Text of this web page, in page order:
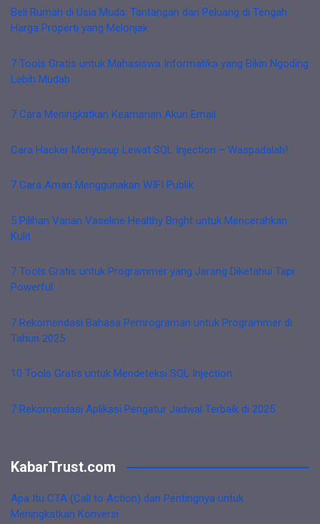
Beli Rumah di Usia Muda: Tantangan dan Peluang di Tengah
Harga Properti yang Melonjak
7 Tools Gratis untuk Mahasiswa Informatika yang Bikin Ngoding
Lebih Mudah
7 Cara Meningkatkan Keamanan Akun Email
Cara Hacker Menyusup Lewat SQL Injection – Waspadalah!
7 Cara Aman Menggunakan WIFI Publik
5 Pilihan Varian Vaseline Healthy Bright untuk Mencerahkan
Kulit
7 Tools Gratis untuk Programmer yang Jarang Diketahui Tapi
Powerful
7 Rekomendasi Bahasa Pemrograman untuk Programmer di
Tahun 2025
10 Tools Gratis untuk Mendeteksi SQL Injection
7 Rekomendasi Aplikasi Pengatur Jadwal Terbaik di 2025
KabarTrust.com
Apa Itu CTA (Call to Action) dan Pentingnya untuk
Meningkatkan Konversi